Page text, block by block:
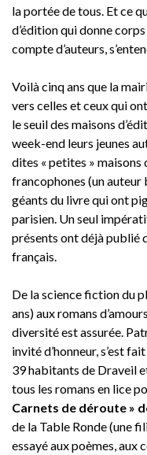
la portée de tous. Et ce
d’édition qui donne
compte d’auteurs,
Voilà cinq ans que la
vers celles et ceux qui
le seuil des maisons
week-end leurs jeunes
dites « petites » maisons
francophones (un
géants du livre qui ont
parisien. Un seul
présents ont déjà publié
français.
De la science fiction du
ans) aux romans
diversité est assurée.
invité d’honneur, s’est
39 habitants de Draveil
tous les romans en lice
Carnets de déroute »
de la Table Ronde (une
essayé aux poèmes, aux